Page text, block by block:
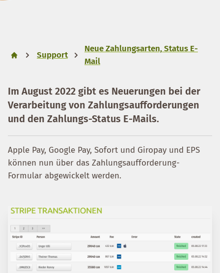
Support
Neue Zahlungsarten, Status E-
Mail
Im August 2022 gibt es Neuerungen bei der
Verarbeitung von Zahlungsaufforderungen
und den Zahlungs-Status E-Mails.
Apple Pay, Google Pay, Sofort und Giropay und EPS
können nun über das Zahlungsaufforderung-
Formular abgewickelt werden.